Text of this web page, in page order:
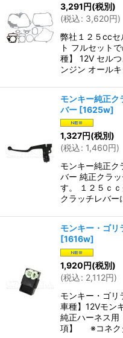
3,291円(税別)
(税込: 3,620円)
弊社１２５cc
ト フルセット
種】 12V セル
ンジン オール
モンキー純正
バー [1625w]
1,327円(税別)
(税込: 1,460円)
モンキー純正
バー 純正クラ
す。 １２５ｃ
クラッチレバ
モンキー・ゴ
[1616w]
1,920円(税別)
(税込: 2,112円)
モンキー・ゴ
車種】12Vモン
純正ハーネス用
項】 ※コネク